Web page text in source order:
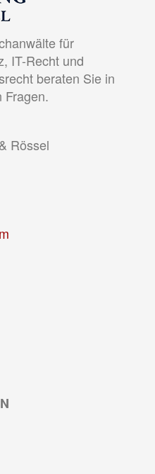
für
IT-Recht und
beraten Sie in
Fragen.
Rössel